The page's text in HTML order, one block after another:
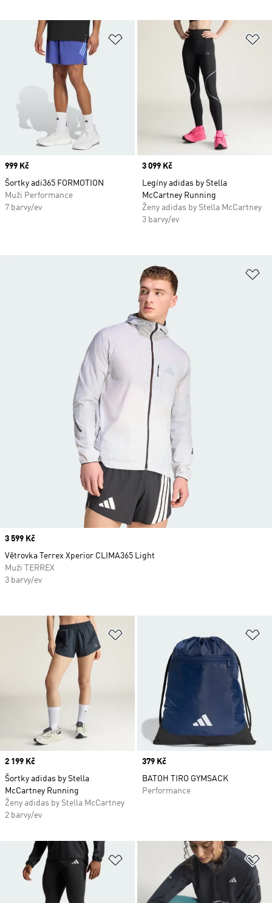
Přidat do seznamu přání
Price
999 Kč
Šortky adi365 FORMOTION
Muži Performance
7 barvy/ev
Price
3 099 Kč
Legíny adidas by Stella
McCartney Running
Ženy adidas by Stella McCartney
3 barvy/ev
Price
2 199 Kč
Šortky adidas by Stella
McCartney Running
Ženy adidas by Stella McCartney
2 barvy/ev
Price
379 Kč
BATOH TIRO GYMSACK
Performance
Přidat do seznamu přání
Price
3 599 Kč
Větrovka Terrex Xperior CLIMA365 Light
Muži TERREX
3 barvy/ev